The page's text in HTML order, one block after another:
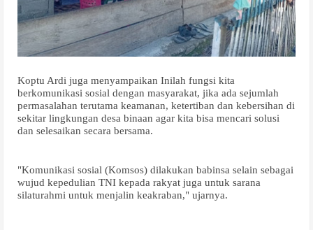
Koptu Ardi juga menyampaikan Inilah fungsi kita
berkomunikasi sosial dengan masyarakat, jika ada sejumlah
permasalahan terutama keamanan, ketertiban dan kebersihan di
sekitar lingkungan desa binaan agar kita bisa mencari solusi
dan selesaikan secara bersama.
"Komunikasi sosial (Komsos) dilakukan babinsa selain sebagai
wujud kepedulian TNI kepada rakyat juga untuk sarana
silaturahmi untuk menjalin keakraban," ujarnya.